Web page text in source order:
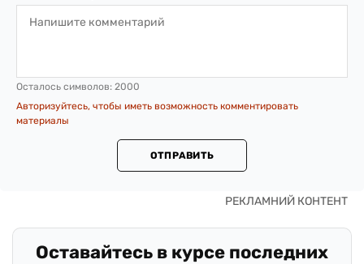
Осталось символов: 2000
Авторизуйтесь, чтобы иметь возможность комментировать
материалы
ОТПРАВИТЬ
Оставайтесь в курсе последних